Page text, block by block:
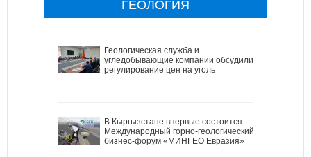
ГЕОЛОГИЯ
Геологическая служба и
угледобывающие компании обсудили
регулирование цен на уголь
В Кыргызстане впервые состоится
Международный горно-геологический
бизнес-форум «МИНГЕО Евразия»